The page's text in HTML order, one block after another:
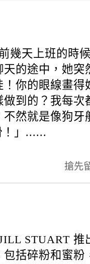
幾天上班的時
天的途中，她突
！你的眼線畫
做到的？我每次
不然就是像狗牙
」......
搶先
STUART 推
包括碎粉和蜜粉